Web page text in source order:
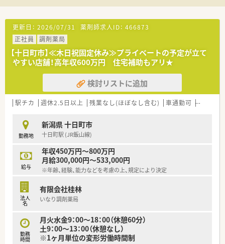
更新日： 2026/07/31 薬剤師求人ID： 466873
正社員
調剤薬局
【十日町市】≪木日祝固定休み≫プライベートの予定が立て
やすい店舗！高年収600万円 住宅補助もアリ★
検討リストに追加
駅チカ 週休2.5日以上 残業なし(ほぼなし含む) 車通勤可 高給与
勤務地
新潟県 十日町市
十日町駅 (JR飯山線)
給与
年収450万円～800万円
月給300,000円～533,000円
※年齢、経験、能力などを考慮の上、規定により決定
法人
名
有限会社桂林
いなり調剤薬局
勤務
時間
月火水金9：00～18：00（休憩60分）
土9：00～13：00（休憩なし）
※1ヶ月単位の変形労働時間制